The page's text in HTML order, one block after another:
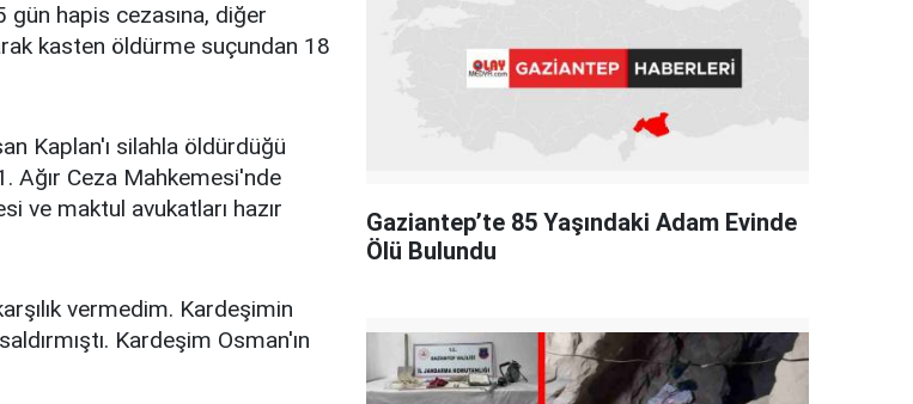
gün hapis cezasına, diğer
kasten öldürme suçundan 18
Kaplan'ı silahla öldürdüğü
Ağır Ceza Mahkemesi'nde
ve maktul avukatları hazır
vermedim. Kardeşimin
Kardeşim Osman'ın
Gaziantep’te 85 Yaşındaki Adam Evinde
Ölü Bulundu